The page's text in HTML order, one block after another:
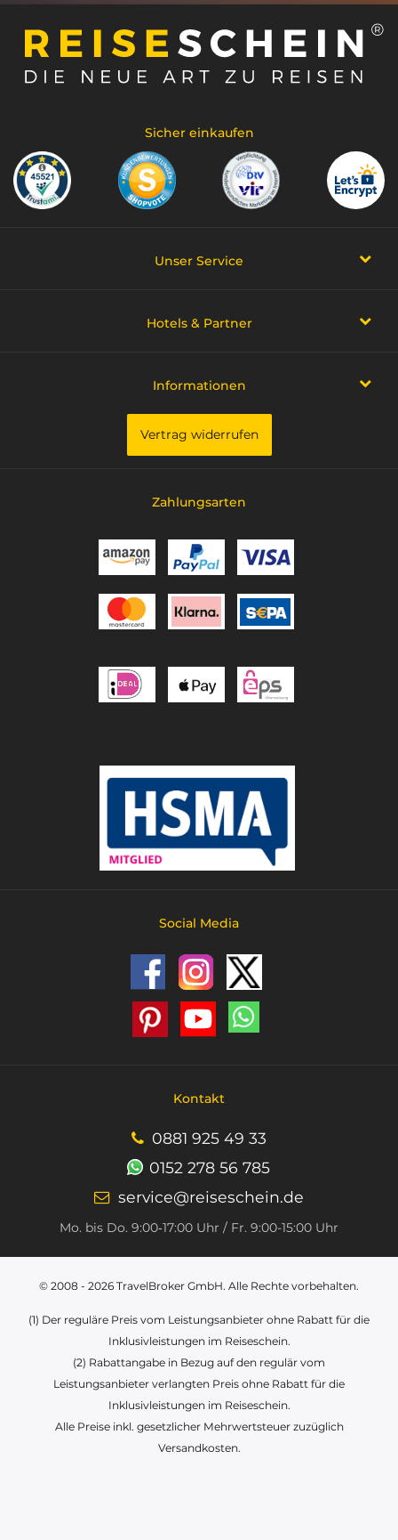
Sicher einkaufen
Unser Service
Hotels & Partner
Informationen
Vertrag widerrufen
Zahlungsarten
Social Media
Kontakt
0881 925 49 33
0152 278 56 785
service@reiseschein.de
Mo. bis Do. 9:00‑17:00 Uhr / Fr. 9:00-15:00 Uhr
© 2008 - 2026 TravelBroker GmbH. Alle Rechte vorbehalten.
(1) Der reguläre Preis vom Leistungsanbieter ohne Rabatt für die
Inklusivleistungen im Reiseschein.
(2) Rabattangabe in Bezug auf den regulär vom
Leistungsanbieter verlangten Preis ohne Rabatt für die
Inklusivleistungen im Reiseschein.
Alle Preise inkl. gesetzlicher Mehrwertsteuer zuzüglich
Versandkosten.